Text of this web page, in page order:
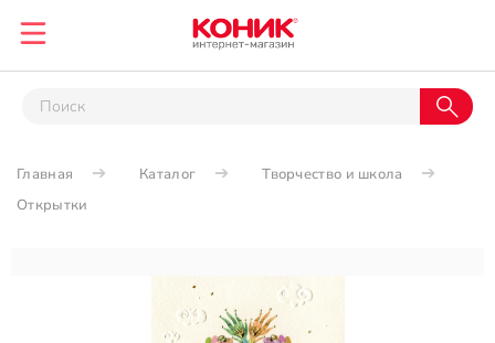
Главная Каталог
Творчество и школа
Открытки